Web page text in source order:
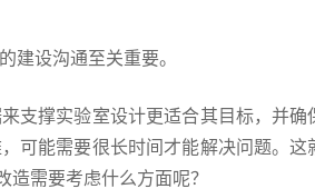
设沟通至关重要。
支撑实验室设计更适合其目标，并
可能需要很长时间才能解决问题。
需要考虑什么方面呢？